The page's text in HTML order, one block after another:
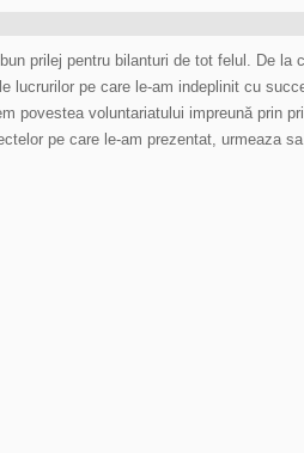
prilej pentru bilanturi de tot felul. De la
lucrurilor pe care le-am indeplinit cu
povestea voluntariatului impreună prin
pe care le-am prezentat, urmeaza